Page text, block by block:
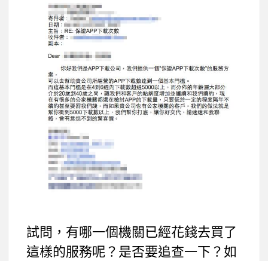
試問，有哪一個機關已經花錢去買了
這樣的服務呢？是否要追查一下？如